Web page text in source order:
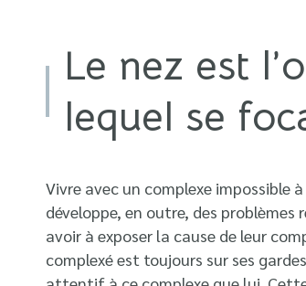
Le nez est
lequel se
Vivre avec un complexe impossible
développe, en outre, des
avoir à exposer la cause de leur
complexé est toujours sur ses